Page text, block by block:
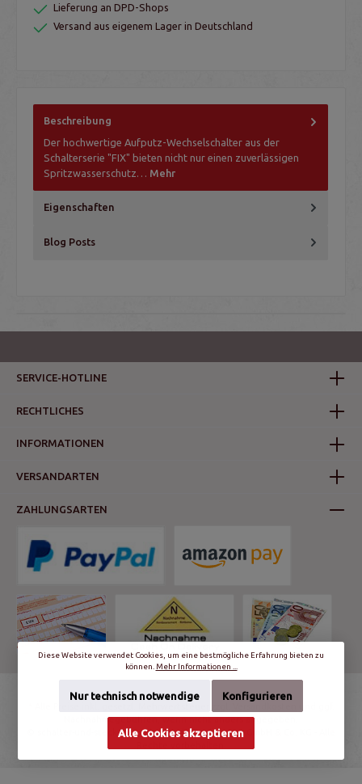
Lieferung an DPD-Shops
Versand aus eigenem Lager in Deutschland
Beschreibung
Der hochwertige Aufputz-Wechselschalter aus der
Schalterserie "FIX" bieten nicht nur einen zuverlässigen
Spritzwasserschutz… Mehr
Eigenschaften
Blog Posts
SERVICE-HOTLINE
RECHTLICHES
INFORMATIONEN
VERSANDARTEN
ZAHLUNGSARTEN
Nachnahmegebühren, wenn nicht anders angegeben.
© schalter-und-steckdosen.de | World Trading Net GmbH & Co. KG - Alle
Diese Website verwendet Cookies, um eine bestmögliche Erfahrung bieten zu
können. Mehr Informationen ...
Nur technisch notwendige Konfigurieren
Alle Cookies akzeptieren